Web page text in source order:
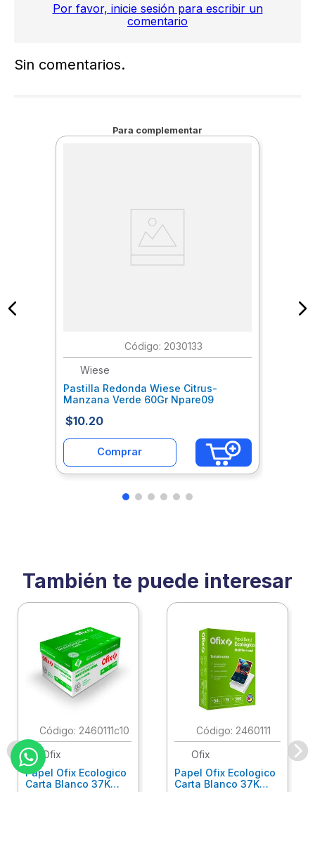
Por favor, inicie sesión para escribir un
comentario
Sin comentarios.
Para complementar
: 2030133
Wiese
Pastilla Redonda Wiese Citrus-
Manzana Verde 60Gr Npare09
$10.20
Comprar
También te puede interesar
: 2460111c10
Ofix
Papel Ofix Ecologico
Carta Blanco 37K
: 2460111
Ofix
Papel Ofix Ecologico
Carta Blanco 37K